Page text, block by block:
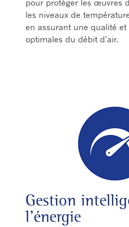
pour protéger les œuvres
les niveaux de
en assurant une qualité et
optimales du débit d’air.
Gestion
l’énergie